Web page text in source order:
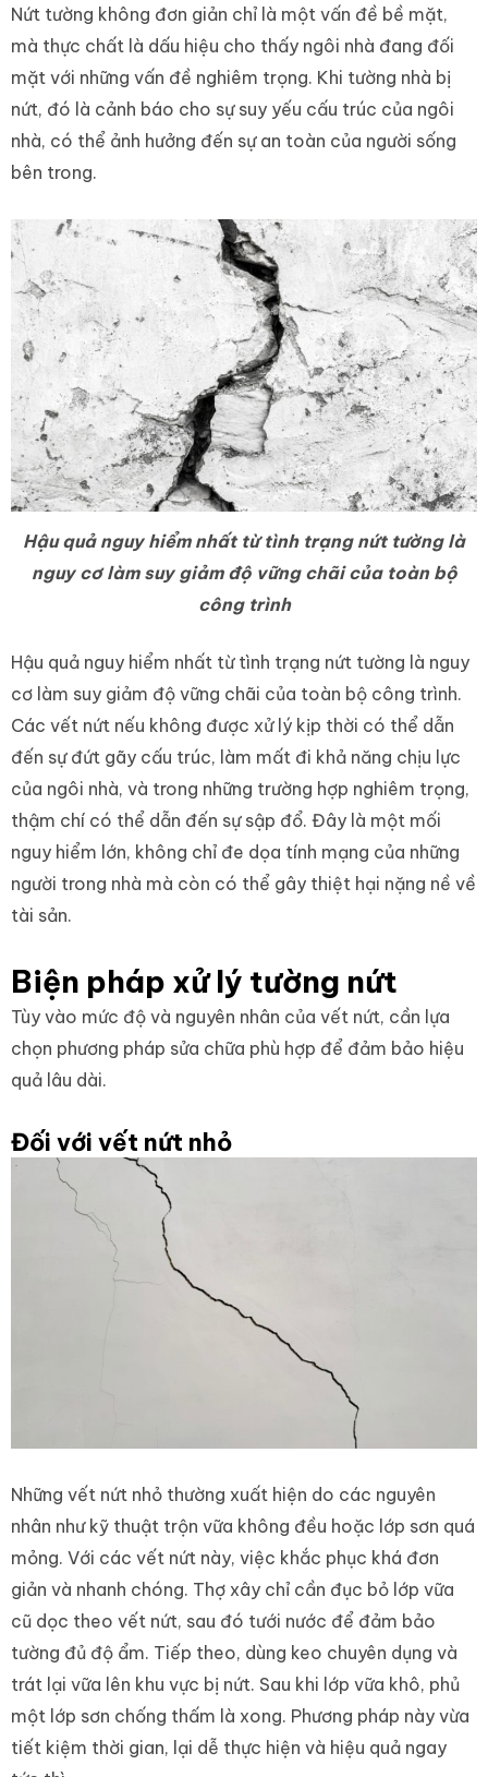
Nứt tường không đơn giản chỉ là một vấn đề bề mặt,
mà thực chất là dấu hiệu cho thấy ngôi nhà đang đối
mặt với những vấn đề nghiêm trọng. Khi tường nhà bị
nứt, đó là cảnh báo cho sự suy yếu cấu trúc của ngôi
nhà, có thể ảnh hưởng đến sự an toàn của người sống
bên trong.
Hậu quả nguy hiểm nhất từ tình trạng nứt tường là
nguy cơ làm suy giảm độ vững chãi của toàn bộ
công trình
Hậu quả nguy hiểm nhất từ tình trạng nứt tường là nguy
cơ làm suy giảm độ vững chãi của toàn bộ công trình.
Các vết nứt nếu không được xử lý kịp thời có thể dẫn
đến sự đứt gãy cấu trúc, làm mất đi khả năng chịu lực
của ngôi nhà, và trong những trường hợp nghiêm trọng,
thậm chí có thể dẫn đến sự sập đổ. Đây là một mối
nguy hiểm lớn, không chỉ đe dọa tính mạng của những
người trong nhà mà còn có thể gây thiệt hại nặng nề về
tài sản.
Biện pháp xử lý tường nứt
Tùy vào mức độ và nguyên nhân của vết nứt, cần lựa
chọn phương pháp sửa chữa phù hợp để đảm bảo hiệu
quả lâu dài.
Đối với vết nứt nhỏ
Những vết nứt nhỏ thường xuất hiện do các nguyên
nhân như kỹ thuật trộn vữa không đều hoặc lớp sơn quá
mỏng. Với các vết nứt này, việc khắc phục khá đơn
giản và nhanh chóng. Thợ xây chỉ cần đục bỏ lớp vữa
cũ dọc theo vết nứt, sau đó tưới nước để đảm bảo
tường đủ độ ẩm. Tiếp theo, dùng keo chuyên dụng và
trát lại vữa lên khu vực bị nứt. Sau khi lớp vữa khô, phủ
một lớp sơn chống thấm là xong. Phương pháp này vừa
tiết kiệm thời gian, lại dễ thực hiện và hiệu quả ngay